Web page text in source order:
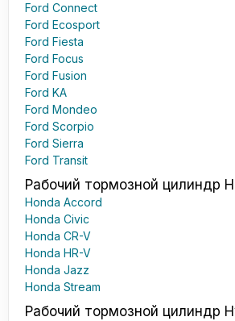
Ford Connect
Ford Ecosport
Ford Fiesta
Ford Focus
Ford Fusion
Ford KA
Ford Mondeo
Ford Scorpio
Ford Sierra
Ford Transit
Рабочий тормозной цилиндр
Honda Accord
Honda Civic
Honda CR-V
Honda HR-V
Honda Jazz
Honda Stream
Рабочий тормозной цилиндр